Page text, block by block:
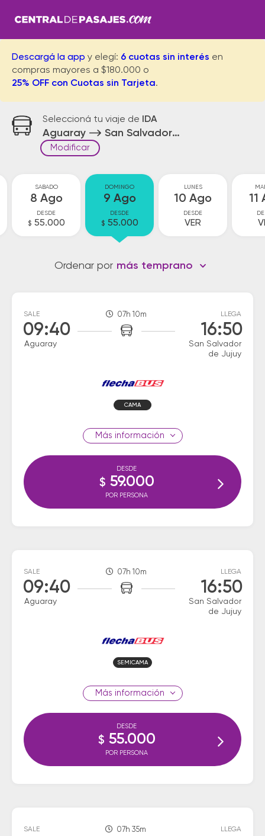
Descargá la app y elegí: 6 cuotas sin interés en
compras mayores a $180.000 o
25% OFF con Cuotas sin Tarjeta.
Seleccioná tu viaje de IDA
Aguaray San Salvador de Jujuy
Modificar
SABADO
8 Ago
DESDE
$ 55.000
DOMINGO
9 Ago
DESDE
$ 55.000
LUNES
10 Ago
DESDE
VER
11
Ordenar por más temprano
SALE
09:40
Aguaray
07h 10m LLEGA
16:50
San Salvador
de Jujuy
CAMA
información
DESDE
$ 59.000
POR PERSONA
SALE
09:40
Aguaray
07h 10m LLEGA
16:50
San Salvador
de Jujuy
SEMICAMA
información
DESDE
$ 55.000
POR PERSONA
SALE 07h 35m LLEGA